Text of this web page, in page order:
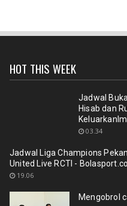
HOT THIS WEEK
Jadwal
Hisab dan
03.34
Jadwal Liga Champions
United Live RCTI -
19.06
Mengobrol